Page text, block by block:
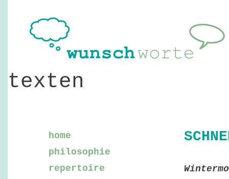
texten
home
philosophie
repertoire